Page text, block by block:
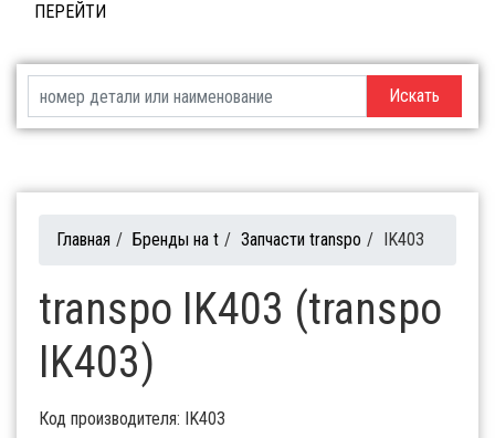
ПЕРЕЙТИ
Искать
Главная / Бренды на t / Запчасти transpo / IK403
transpo IK403 (transpo
IK403)
Код производителя: IK403